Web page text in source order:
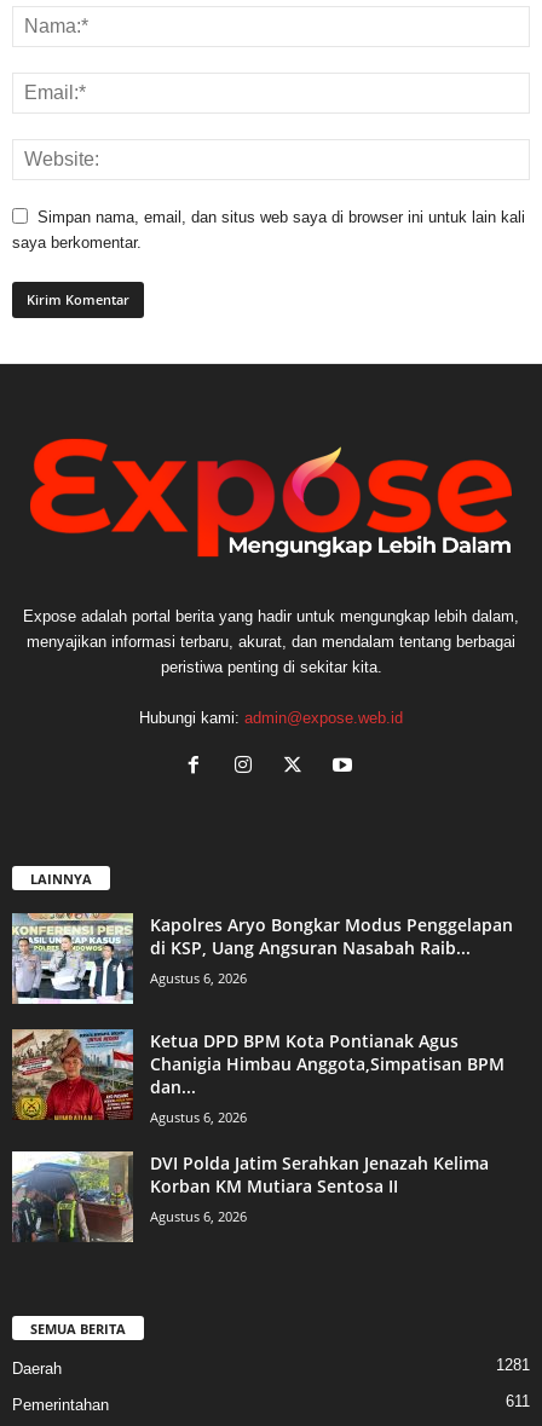
Simpan nama, email, dan situs web saya di browser ini untuk lain kali
saya berkomentar.
Expose adalah portal berita yang hadir untuk mengungkap lebih dalam,
menyajikan informasi terbaru, akurat, dan mendalam tentang berbagai
peristiwa penting di sekitar kita.
Hubungi kami: admin@expose.web.id
LAINNYA
Kapolres Aryo Bongkar Modus Penggelapan
di KSP, Uang Angsuran Nasabah Raib...
Agustus 6, 2026
Ketua DPD BPM Kota Pontianak Agus
Chanigia Himbau Anggota,Simpatisan BPM
dan...
Agustus 6, 2026
DVI Polda Jatim Serahkan Jenazah Kelima
Korban KM Mutiara Sentosa II
Agustus 6, 2026
SEMUA BERITA
Daerah 1281
Pemerintahan 611